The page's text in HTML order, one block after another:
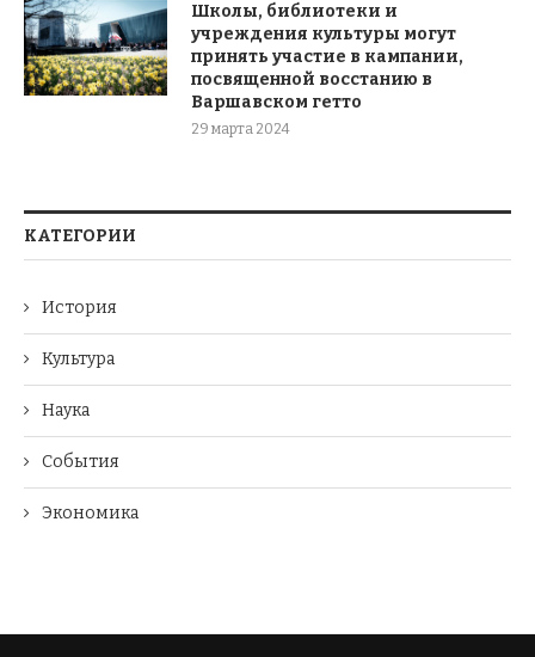
Школы, библиотеки и
учреждения культуры могут
принять участие в кампании,
посвященной восстанию в
Варшавском гетто
29 марта 2024
КАТЕГОРИИ
История
Культура
Наука
События
Экономика